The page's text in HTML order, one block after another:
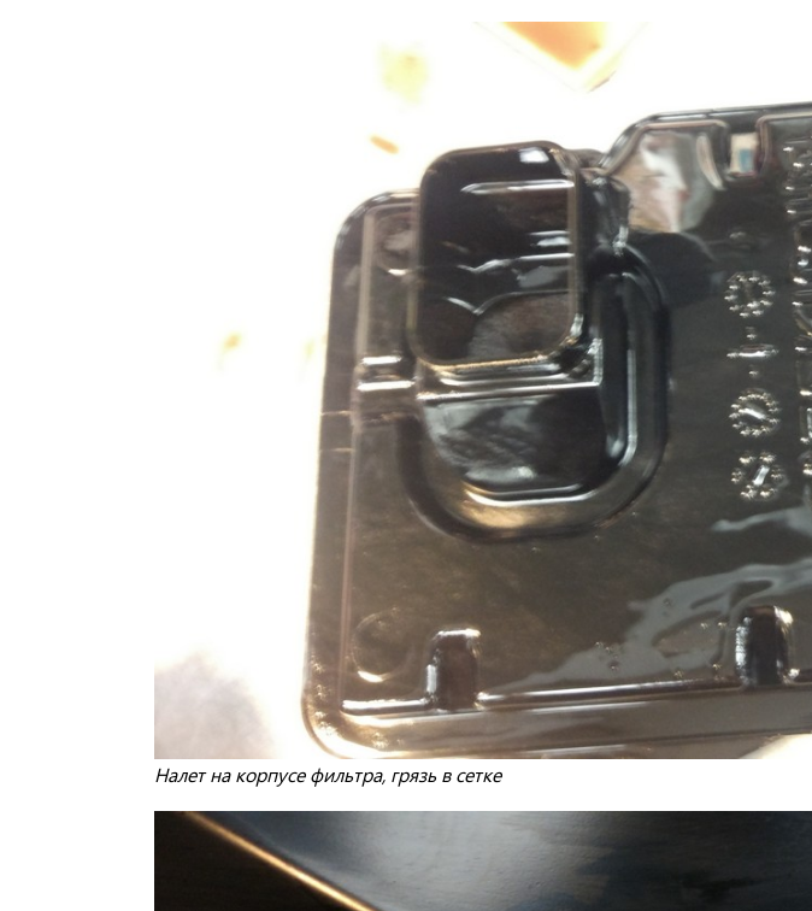
Налет на корпусе фильтра, грязь в сетке